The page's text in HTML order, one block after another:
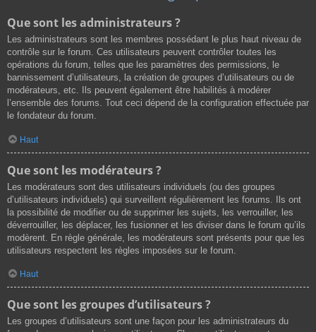
Que sont les administrateurs ?
Les administrateurs sont les membres possédant le plus haut niveau de
contrôle sur le forum. Ces utilisateurs peuvent contrôler toutes les
opérations du forum, telles que les paramètres des permissions, le
bannissement d’utilisateurs, la création de groupes d’utilisateurs ou de
modérateurs, etc. Ils peuvent également être habilités à modérer
l’ensemble des forums. Tout ceci dépend de la configuration effectuée par
le fondateur du forum.
Haut
Que sont les modérateurs ?
Les modérateurs sont des utilisateurs individuels (ou des groupes
d’utilisateurs individuels) qui surveillent régulièrement les forums. Ils ont
la possibilité de modifier ou de supprimer les sujets, les verrouiller, les
déverrouiller, les déplacer, les fusionner et les diviser dans le forum qu’ils
modèrent. En règle générale, les modérateurs sont présents pour que les
utilisateurs respectent les règles imposées sur le forum.
Haut
Que sont les groupes d’utilisateurs ?
Les groupes d’utilisateurs sont une façon pour les administrateurs du